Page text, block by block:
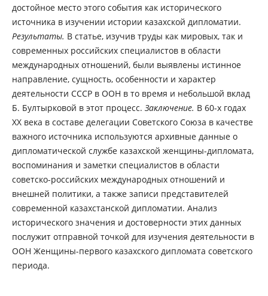
достойное место этого события как исторического
источника в изучении истории казахской дипломатии.
Результаты. В статье, изучив труды как мировых, так и
современных российских специалистов в области
международных отношений, были выявлены истинное
направление, сущность, особенности и характер
деятельности СССР в ООН в то время и небольшой вклад
Б. Бултырковой в этот процесс. Заключение. В 60-х годах
XX века в составе делегации Советского Союза в качестве
важного источника используются архивные данные о
дипломатической службе казахской женщины-дипломата,
воспоминания и заметки специалистов в области
советско-российских международных отношений и
внешней политики, а также записи представителей
современной казахстанской дипломатии. Анализ
исторического значения и достоверности этих данных
послужит отправной точкой для изучения деятельности в
ООН Женщины-первого казахского дипломата советского
периода.